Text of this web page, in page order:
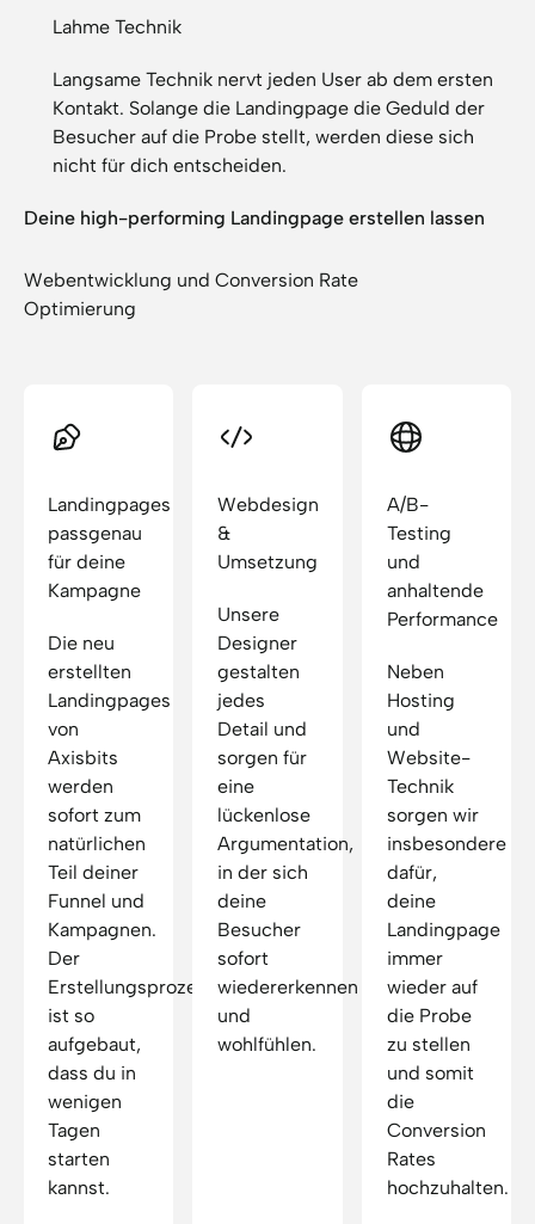
Lahme Technik
Langsame Technik nervt jeden User ab dem ersten
Kontakt. Solange die Landingpage die Geduld der
Besucher auf die Probe stellt, werden diese sich
nicht für dich entscheiden.
Deine high-performing Landingpage erstellen lassen
Webentwicklung und Conversion Rate
Optimierung
Landingpages
passgenau
für deine
Kampagne
Die neu
erstellten
Landingpages
von
Axisbits
werden
sofort zum
natürlichen
Teil deiner
Funnel und
Kampagnen.
Der
Erstellungsprozess
ist so
aufgebaut,
dass du in
wenigen
Tagen
starten
kannst.
Webdesign
&
Umsetzung
Unsere
Designer
gestalten
jedes
Detail und
sorgen für
eine
lückenlose
Argumentation,
in der sich
deine
Besucher
sofort
wiedererkennen
und
wohlfühlen.
A/B-
Testing
und
anhaltende
Performance
Neben
Hosting
und
Website-
Technik
sorgen wir
insbesondere
dafür,
deine
Landingpage
immer
wieder auf
die Probe
zu stellen
und somit
die
Conversion
Rates
hochzuhalten.